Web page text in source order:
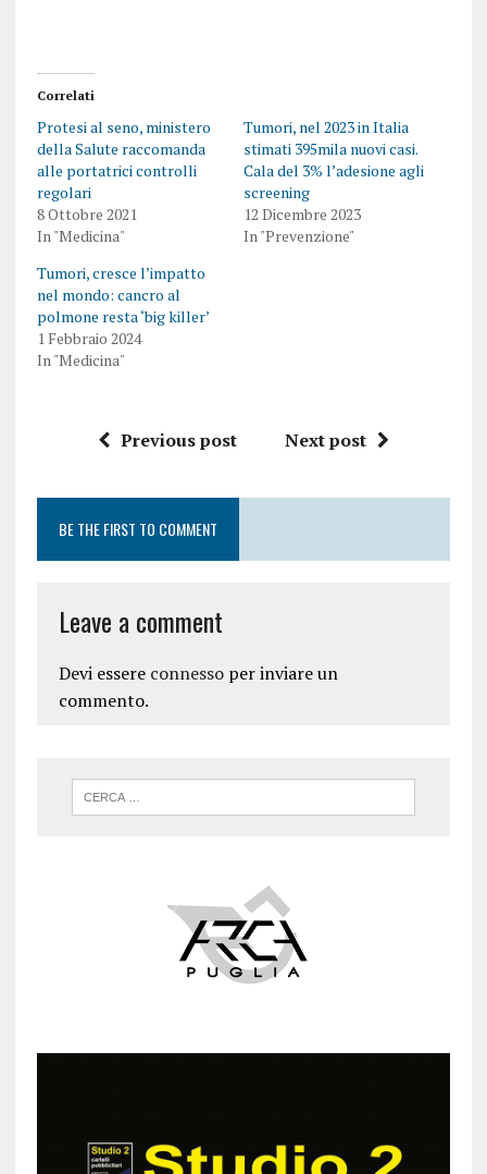
Correlati
Protesi al seno, ministero
della Salute raccomanda
alle portatrici controlli
regolari
8 Ottobre 2021
In "Medicina"
Tumori, nel 2023 in Italia
stimati 395mila nuovi casi.
Cala del 3% l’adesione agli
screening
12 Dicembre 2023
In "Prevenzione"
Tumori, cresce l’impatto
nel mondo: cancro al
polmone resta ‘big killer’
1 Febbraio 2024
In "Medicina"
Previous post Next post
BE THE FIRST TO COMMENT
Leave a comment
Devi essere connessoper inviare un
commento.